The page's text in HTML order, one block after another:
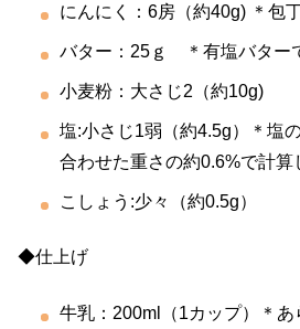
にんにく：6房（約40g) ＊包
バター：25ｇ ＊有塩バター
小麦粉：大さじ2（約10g)
塩:小さじ1弱（約4.5g）＊塩
合わせた重さの約0.6%で計算
こしょう:少々（約0.5g）
◆仕上げ
牛乳：200ml（1カップ）＊